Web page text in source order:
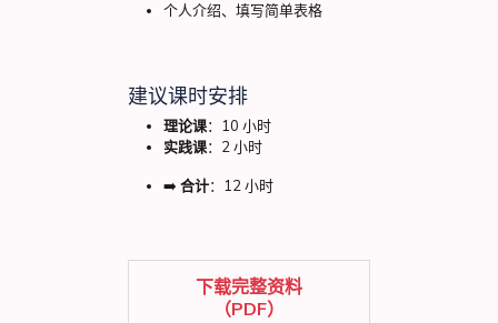
个人介绍、填写简单表格
建议课时安排
理论课：10 小时
实践课：2 小时
➡️ 合计：12 小时
下载完整资料
（PDF）